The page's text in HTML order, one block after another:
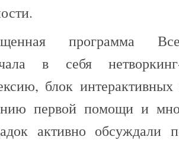
программа
в себя
блок
первой помощи и
активно обсуждали